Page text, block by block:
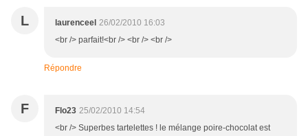
L laurenceel 26/02/2010 16:03
<br /> parfait!<br /> <br /> <br />
Répondre
F Flo23 25/02/2010 14:54
<br /> Superbes tartelettes ! le mélange poire-chocolat est